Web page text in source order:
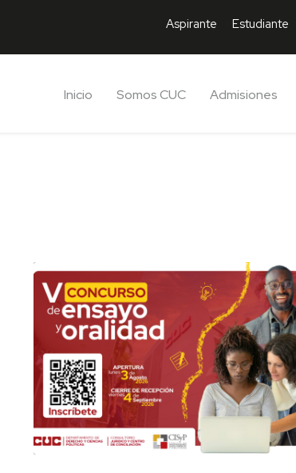
Aspirante Estudiante
Inicio Somos CUC Admisiones